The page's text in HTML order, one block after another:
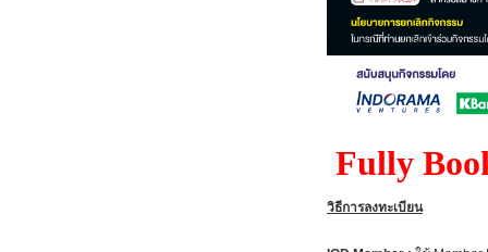
Fully
วิธีการลงทะเบียน